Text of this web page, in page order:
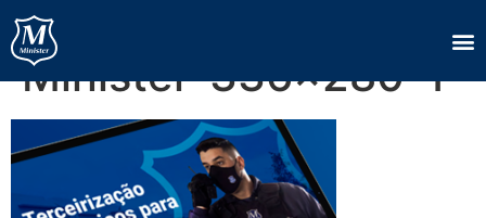
Rmkt-Ebook-
Minister-336×280-1